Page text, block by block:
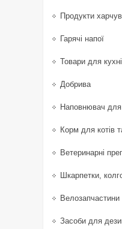
Продукти
Гарячі напої
Товари для
Добрива
Наповнювач для
Корм для котів
Ветеринарні
Шкарпетки,
Велозапчастини
Засоби для